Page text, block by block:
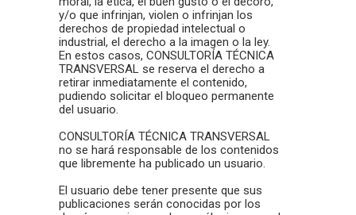
y/o que infrinjan, violen o infrinjan los
derechos de propiedad intelectual o
industrial, el derecho a la imagen o la ley.
En estos casos, CONSULTORÍA TÉCNICA
TRANSVERSAL se reserva el derecho a
retirar inmediatamente el contenido,
pudiendo solicitar el bloqueo permanente
del usuario.
CONSULTORÍA TÉCNICA TRANSVERSAL
no se hará responsable de los contenidos
que libremente ha publicado un usuario.
El usuario debe tener presente que sus
publicaciones serán conocidas por los